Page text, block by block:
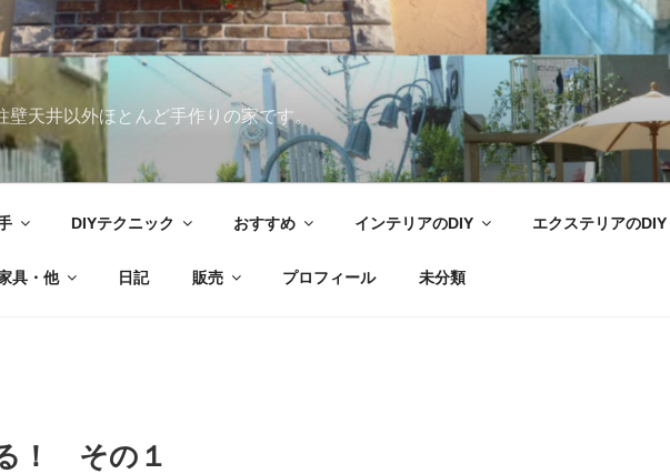
天井以外ほとんど手作りの家です。
DIYテクニック おすすめ インテリアのDIY エクステリアのDIY
具・他 日記 販売 プロフィール 未分類
！ その１